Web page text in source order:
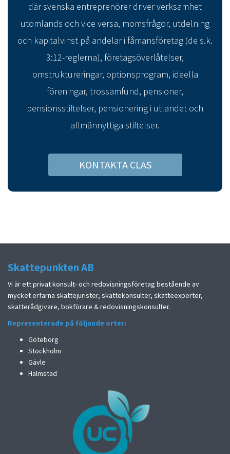
där svenska entreprenörer driver verksamhet
utomlands och vice versa, momsfrågor, utdelning
och kapitalvinst på andelar i fåmansföretag (de s.k.
3:12-reglerna), företagsöverlåtelser,
omstruktureringar, optionsprogram, ideella
föreningar, trossamfund, pensioner,
pensionsstiftelser, pensionering i utlandet och
allmännyttiga stiftelser.
KONTAKTA CLAS
Skattepunkten AB
Vi är ett privat konsult- och redovisningsföretag bestående av
mycket erfarna skattejurister, skattekonsulter, skatteexperter,
skatterådgivare, bokförare & redovisningskonsulter.
Representerade på följande orter:
Göteborg
Stockholm
Gävle
Halmstad